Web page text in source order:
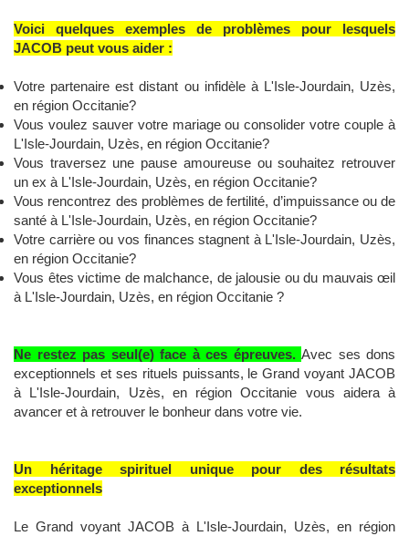
Voici quelques exemples de problèmes pour lesquels
JACOB peut vous aider :
Votre partenaire est distant ou infidèle à L'Isle-Jourdain, Uzès,
en région Occitanie?
Vous voulez sauver votre mariage ou consolider votre couple à
L'Isle-Jourdain, Uzès, en région Occitanie?
Vous traversez une pause amoureuse ou souhaitez retrouver
un ex à L'Isle-Jourdain, Uzès, en région Occitanie?
Vous rencontrez des problèmes de fertilité, d’impuissance ou de
santé à L'Isle-Jourdain, Uzès, en région Occitanie?
Votre carrière ou vos finances stagnent à L'Isle-Jourdain, Uzès,
en région Occitanie?
Vous êtes victime de malchance, de jalousie ou du mauvais œil
à L'Isle-Jourdain, Uzès, en région Occitanie ?
Ne restez pas seul(e) face à ces épreuves. Avec ses dons
exceptionnels et ses rituels puissants, le Grand voyant JACOB
à L'Isle-Jourdain, Uzès, en région Occitanie vous aidera à
avancer et à retrouver le bonheur dans votre vie.
Un héritage spirituel unique pour des résultats
exceptionnels
Le Grand voyant JACOB à L'Isle-Jourdain, Uzès, en région